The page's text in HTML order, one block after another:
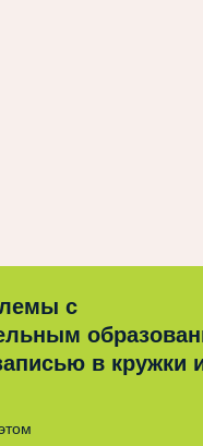
с
в кружки